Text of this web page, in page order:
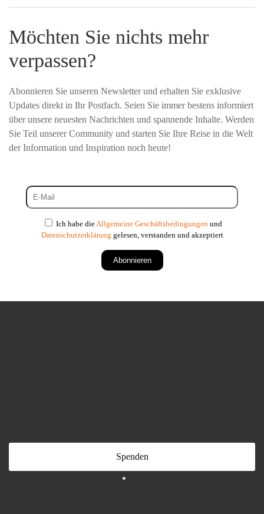
Möchten Sie nichts mehr
verpassen?
Abonnieren Sie unseren Newsletter und erhalten Sie exklusive
Updates direkt in Ihr Postfach. Seien Sie immer bestens informiert
über unsere neuesten Nachrichten und spannende Inhalte. Werden
Sie Teil unserer Community und starten Sie Ihre Reise in die Welt
der Information und Inspiration noch heute!
Ich habe die Allgemeine Geschäftsbedingungen und
Datenschutzerklärung gelesen, verstanden und akzeptiert
Abonnieren
Spenden